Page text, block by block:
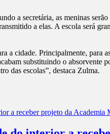
a secretária, as meninas
a elas. A escola será
a cidade. Principalmente, para
substituindo o
das escolas”, destaca Zulma.